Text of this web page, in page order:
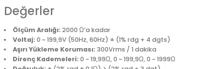
Değerler
Ölçüm Aralığı: 2000 Ω’a kadar
Voltaj: 0 ~ 199,9V (50Hz, 60Hz) ± (1% rdg + 4 dgts)
Aşırı Yükleme Koruması: 300Vrms / 1 dakika
Direnç Kademeleri: 0 ~ 19,99Ω, 0 ~ 199,9Ω, 0 ~ 1999Ω